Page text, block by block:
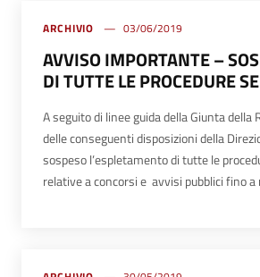
ARCHIVIO 03/06/2019
AVVISO IMPORTANTE –
DI TUTTE LE PROCEDURE
A seguito di linee guida della Giunta della
delle conseguenti disposizioni della
sospeso l’espletamento di tutte le
relative a concorsi e avvisi pubblici fino a